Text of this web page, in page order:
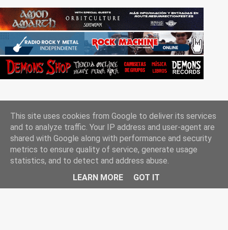
Con la tecnología de Blogger
Rockgle.es 2010-2025
This site uses cookies from Google to deliver its services
and to analyze traffic. Your IP address and user-agent are
shared with Google along with performance and security
metrics to ensure quality of service, generate usage
statistics, and to detect and address abuse.
LEARN MORE
GOT IT